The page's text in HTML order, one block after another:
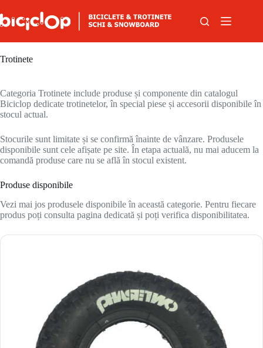
Trotinete
Categoria Trotinete include produse și componente din catalogul
Biciclop dedicate trotinetelor, în special piese și accesorii disponibile în
stocul actual.
Stocurile sunt limitate și se confirmă înainte de vânzare. Produsele
disponibile sunt cele afișate pe site. În etapa actuală, nu mai aducem la
comandă produse care nu se află în stocul existent.
Produse disponibile
Vezi mai jos produsele disponibile în această categorie. Pentru fiecare
produs poți consulta pagina dedicată și poți verifica disponibilitatea.